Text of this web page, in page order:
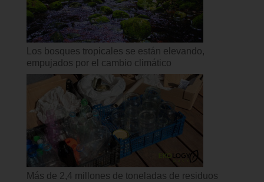
Los bosques tropicales se están elevando,
empujados por el cambio climático
Más de 2,4 millones de toneladas de residuos